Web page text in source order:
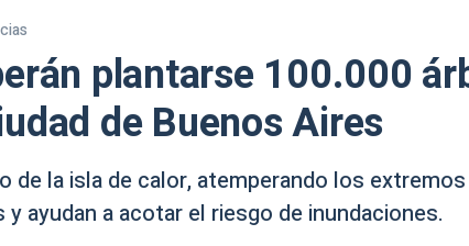
plantarse 100.000
de Buenos Aires
de la isla de calor, atemperando los
ayudan a acotar el riesgo de inundaciones.